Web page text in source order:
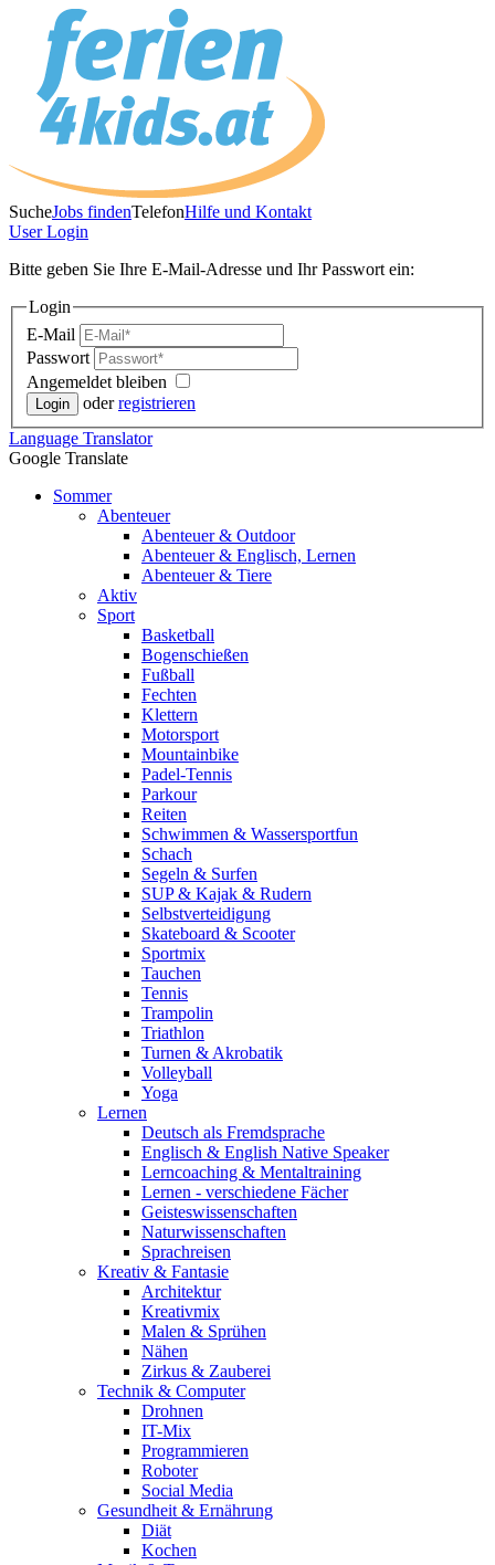
SucheJobs findenTelefonHilfe und Kontakt
UserLogin
Bitte geben Sie Ihre E-Mail-Adresse und Ihr Passwort ein:
Login
E-Mail
Passwort
Angemeldet bleiben
oderregistrieren
Language Translator
Google Translate
Sommer
Abenteuer
Abenteuer & Outdoor
Abenteuer & Englisch, Lernen
Abenteuer & Tiere
Aktiv
Sport
Basketball
Bogenschießen
Fußball
Fechten
Klettern
Motorsport
Mountainbike
Padel-Tennis
Parkour
Reiten
Schwimmen & Wassersportfun
Schach
Segeln & Surfen
SUP & Kajak & Rudern
Selbstverteidigung
Skateboard & Scooter
Sportmix
Tauchen
Tennis
Trampolin
Triathlon
Turnen & Akrobatik
Volleyball
Yoga
Lernen
Deutsch als Fremdsprache
Englisch & English Native Speaker
Lerncoaching & Mentaltraining
Lernen - verschiedene Fächer
Geisteswissenschaften
Naturwissenschaften
Sprachreisen
Kreativ & Fantasie
Architektur
Kreativmix
Malen & Sprühen
Nähen
Zirkus & Zauberei
Technik & Computer
Drohnen
IT-Mix
Programmieren
Roboter
Social Media
Gesundheit & Ernährung
Diät
Kochen